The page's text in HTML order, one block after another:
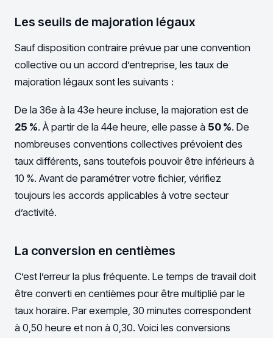
Les seuils de majoration légaux
Sauf disposition contraire prévue par une convention
collective ou un accord d’entreprise, les taux de
majoration légaux sont les suivants :
De la 36e à la 43e heure incluse, la majoration est de
25 %. À partir de la 44e heure, elle passe à 50 %. De
nombreuses conventions collectives prévoient des
taux différents, sans toutefois pouvoir être inférieurs à
10 %. Avant de paramétrer votre fichier, vérifiez
toujours les accords applicables à votre secteur
d’activité.
La conversion en centièmes
C’est l’erreur la plus fréquente. Le temps de travail doit
être converti en centièmes pour être multiplié par le
taux horaire. Par exemple, 30 minutes correspondent
à 0,50 heure et non à 0,30. Voici les conversions